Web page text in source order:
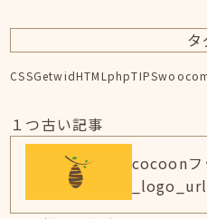
タ
CSSGetwidHTMLphpTIPS
１つ古い記事
cocoon